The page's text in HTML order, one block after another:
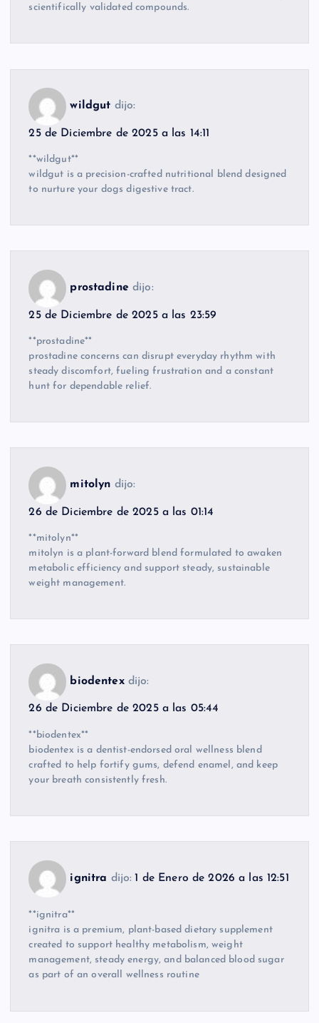
scientifically validated compounds.
wildgut dijo:
25 de Diciembre de 2025 a las 14:11
**wildgut**
wildgut is a precision-crafted nutritional blend designed
to nurture your dogs digestive tract.
prostadine dijo:
25 de Diciembre de 2025 a las 23:59
**prostadine**
prostadine concerns can disrupt everyday rhythm with
steady discomfort, fueling frustration and a constant
hunt for dependable relief.
mitolyn dijo:
26 de Diciembre de 2025 a las 01:14
**mitolyn**
mitolyn is a plant-forward blend formulated to awaken
metabolic efficiency and support steady, sustainable
weight management.
biodentex dijo:
26 de Diciembre de 2025 a las 05:44
**biodentex**
biodentex is a dentist-endorsed oral wellness blend
crafted to help fortify gums, defend enamel, and keep
your breath consistently fresh.
ignitra dijo: 1 de Enero de 2026 a las 12:51
**ignitra**
ignitra is a premium, plant-based dietary supplement
created to support healthy metabolism, weight
management, steady energy, and balanced blood sugar
as part of an overall wellness routine